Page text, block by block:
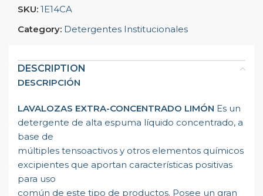
SKU: 1E14CA
Category: Detergentes Institucionales
DESCRIPTION
DESCRIPCIÓN
LAVALOZAS EXTRA-CONCENTRADO LIMÓN Es un
detergente de alta espuma líquido concentrado, a
base de
múltiples tensoactivos y otros elementos químicos
excipientes que aportan características positivas
para uso
común de este tipo de productos. Posee un gran